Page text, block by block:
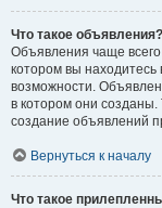
Что такое объявления?
Объявления чаще
котором вы
возможности.
в котором они
создание объявлений
Вернуться к началу
Что такое